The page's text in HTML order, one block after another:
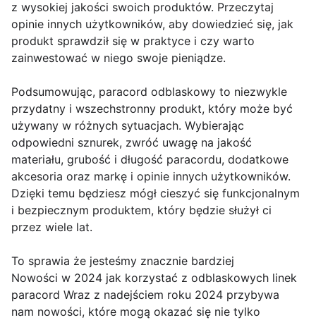
z wysokiej jakości swoich produktów. Przeczytaj
opinie innych użytkowników, aby dowiedzieć się, jak
produkt sprawdził się w praktyce i czy warto
zainwestować w niego swoje pieniądze.
Podsumowując, paracord odblaskowy to niezwykle
przydatny i wszechstronny produkt, który może być
używany w różnych sytuacjach. Wybierając
odpowiedni sznurek, zwróć uwagę na jakość
materiału, grubość i długość paracordu, dodatkowe
akcesoria oraz markę i opinie innych użytkowników.
Dzięki temu będziesz mógł cieszyć się funkcjonalnym
i bezpiecznym produktem, który będzie służył ci
przez wiele lat.
To sprawia że jesteśmy znacznie bardziej
Nowości w 2024 jak korzystać z odblaskowych linek
paracord Wraz z nadejściem roku 2024 przybywa
nam nowości, które mogą okazać się nie tylko